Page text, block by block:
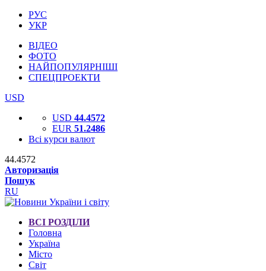
РУС
УКР
ВІДЕО
ФОТО
НАЙПОПУЛЯРНІШІ
СПЕЦПРОЕКТИ
USD
USD 44.4572
EUR 51.2486
Всі курси валют
44.4572
Авторизація
Пошук
RU
ВСІ РОЗДІЛИ
Головна
Україна
Місто
Світ